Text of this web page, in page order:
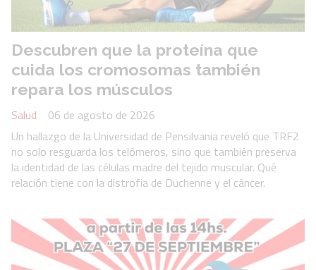
Descubren que la proteína que
cuida los cromosomas también
repara los músculos
Salud
06 de agosto de 2026
Un hallazgo de la Universidad de Pensilvania reveló que TRF2
no solo resguarda los telómeros, sino que también preserva
la identidad de las células madre del tejido muscular. Qué
relación tiene con la distrofia de Duchenne y el cáncer.